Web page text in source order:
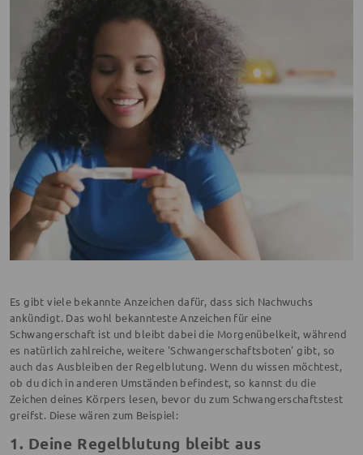
Es gibt viele bekannte Anzeichen dafür, dass sich Nachwuchs
ankündigt. Das wohl bekannteste Anzeichen für eine
Schwangerschaft ist und bleibt dabei die Morgenübelkeit, während
es natürlich zahlreiche, weitere 'Schwangerschaftsboten' gibt, so
auch das Ausbleiben der Regelblutung. Wenn du wissen möchtest,
ob du dich in anderen Umständen befindest, so kannst du die
Zeichen deines Körpers lesen, bevor du zum Schwangerschaftstest
greifst. Diese wären zum Beispiel:
1. Deine Regelblutung bleibt aus